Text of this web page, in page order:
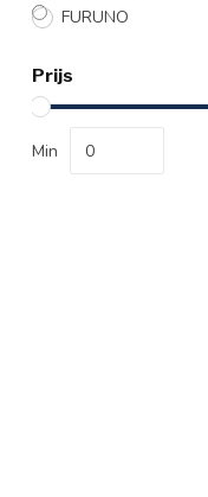
FURUNO
Prijs
Min